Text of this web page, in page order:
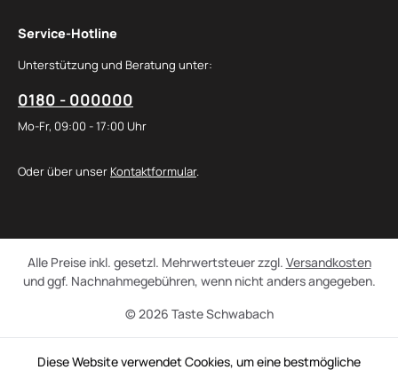
Service-Hotline
Unterstützung und Beratung unter:
0180 - 000000
Mo-Fr, 09:00 - 17:00 Uhr
Oder über unser Kontaktformular.
© 2026 Taste Schwabach
Alle Preise inkl. gesetzl. Mehrwertsteuer zzgl. Versandkosten
und ggf. Nachnahmegebühren, wenn nicht anders angegeben.
Diese Website verwendet Cookies, um eine bestmögliche